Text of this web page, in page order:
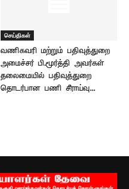
செய்திகள்
வணிகவரி மற்றும் பதிவுத்துறை
அமைச்சர் பி.மூர்த்தி அவர்கள்
தலைமையில் பதிவுத்துறை
தொடர்பான பணி சீராய்வு...